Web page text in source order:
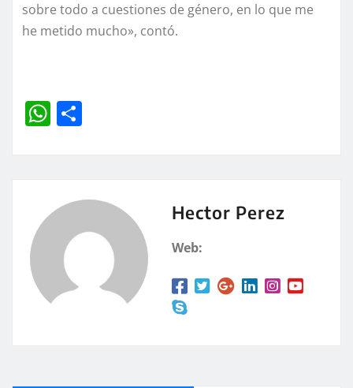
sobre todo a cuestiones de género, en lo que me
he metido mucho», contó.
W
A
p
rt
Hector Perez
Web: